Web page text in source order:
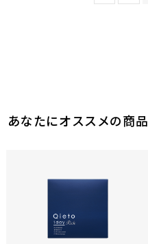
あなたにオススメの商品